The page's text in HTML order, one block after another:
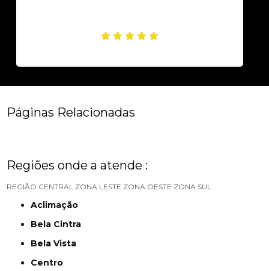
Páginas Relacionadas
Regiões onde a atende :
REGIÃO CENTRAL ZONA LESTE ZONA OESTE ZONA SUL
Aclimação
Bela Cintra
Bela Vista
Centro